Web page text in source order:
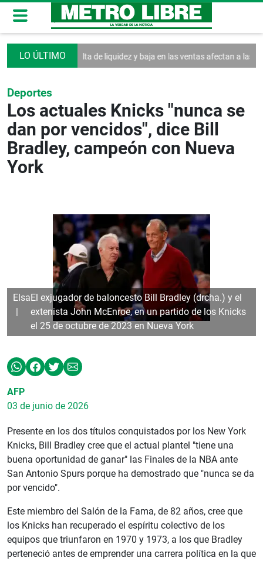
Asamblea Falta de liquidez y baja en las ventas afectan a las
Deportes
Los actuales Knicks "nunca se
dan por vencidos", dice Bill
Bradley, campeón con Nueva
York
El exjugador de baloncesto Bill Bradley (drcha.) y el
extenista John McEnroe, en un partido de los Knicks
el 25 de octubre de 2023 en Nueva York
Elsa
AFP
03 de junio de 2026
Presente en los dos títulos conquistados por los New York
Knicks, Bill Bradley cree que el actual plantel "tiene una
buena oportunidad de ganar" las Finales de la NBA ante
San Antonio Spurs porque ha demostrado que "nunca se da
por vencido".
Este miembro del Salón de la Fama, de 82 años, cree que
los Knicks han recuperado el espíritu colectivo de los
equipos que triunfaron en 1970 y 1973, a los que Bradley
perteneció antes de emprender una carrera política en la que